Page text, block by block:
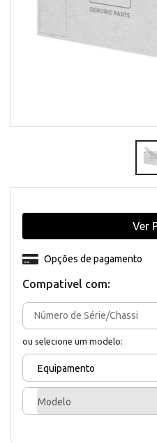
Compativel com:
ou selecione um modelo:
Equipamento
Modelo
Opções de pagamento
Ver